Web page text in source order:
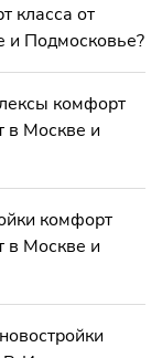
класса от
и Подмосковье?
комфорт
в Москве и
комфорт
в Москве и